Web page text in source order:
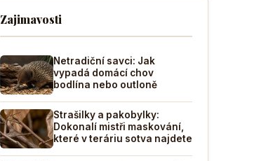
Zajimavosti
Netradiční savci: Jak
vypadá domácí chov
bodlína nebo outloně
Strašilky a pakobylky:
Dokonalí mistři maskování,
které v teráriu sotva najdete